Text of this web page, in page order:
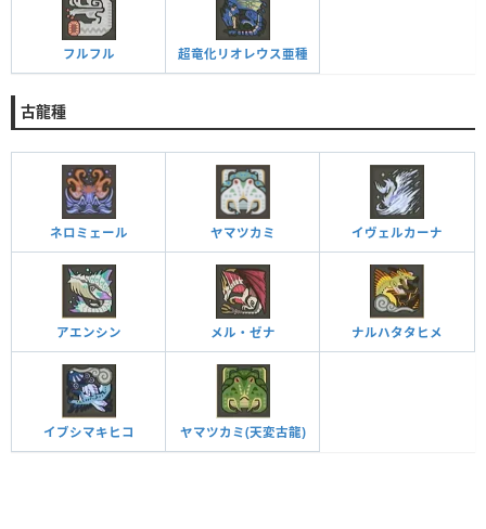
フルフル 超竜化リオレウス亜種
古龍種
ネロミェール ヤマツカミ イヴェルカーナ
アエンシン メル・ゼナ ナルハタタヒメ
イブシマキヒコ ヤマツカミ(天変古龍)